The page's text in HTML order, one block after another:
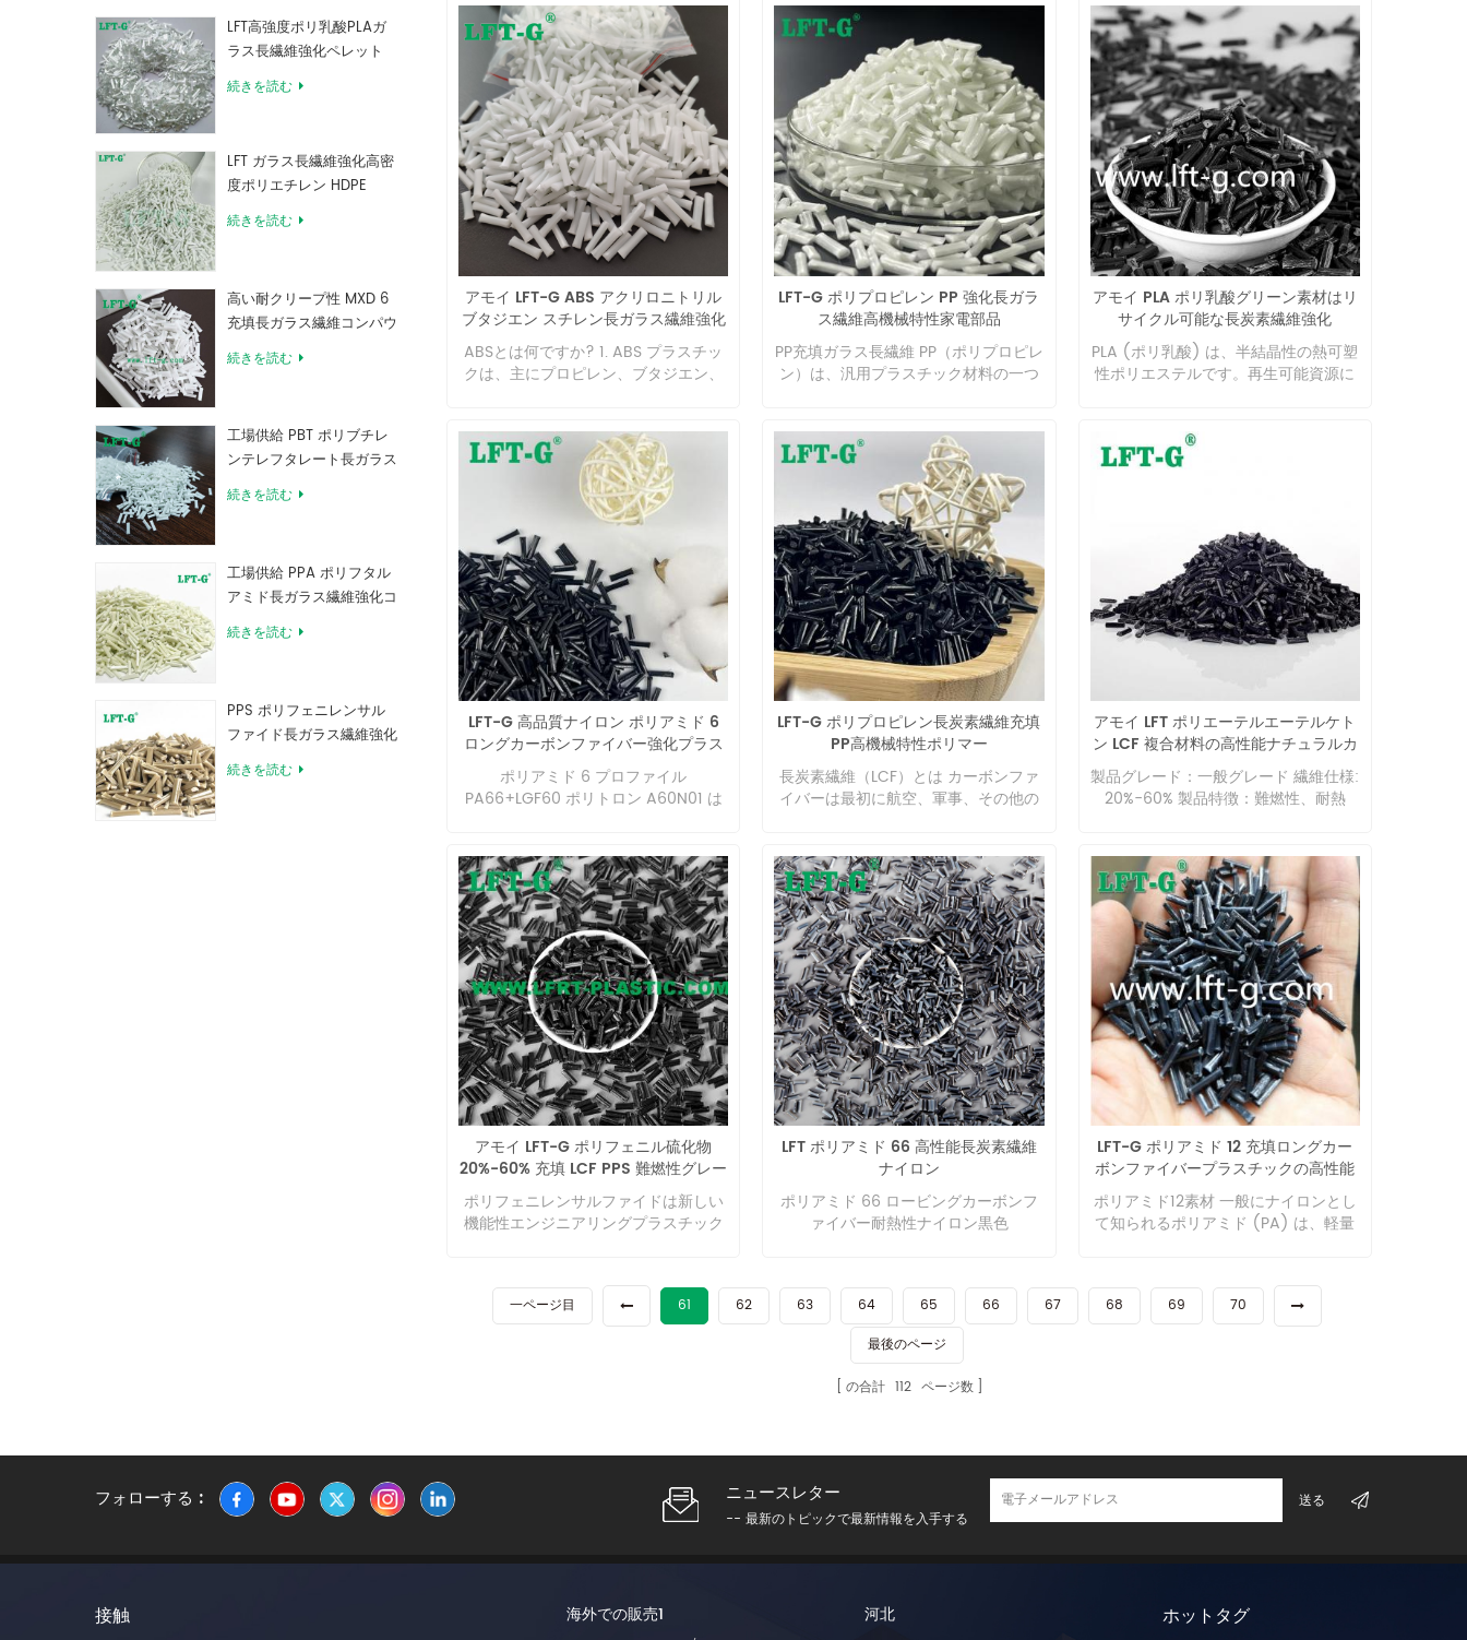
LFT高強度ポリ乳酸PLAガ
ラス長繊維強化ペレット
続きを読む
LFT ガラス長繊維強化高密
度ポリエチレン HDPE
続きを読む
高い耐クリープ性 MXD 6
充填長ガラス繊維コンパウ
ンド
続きを読む
工場供給 PBT ポリブチレ
ンテレフタレート長ガラス
繊維強化コンパウンド
続きを読む
工場供給 PPA ポリフタル
アミド長ガラス繊維強化コ
ンパウンド
続きを読む
PPS ポリフェニレンサル
ファイド長ガラス繊維強化
コンパウンド
続きを読む
類以上のモノマーを一緒に重合させる
ことによって製造されます。この方法
で生成されたコポリマーは、バイオポ
リマーと呼ばれることもあります。 コ
ポリマーの目的は何ですか? コポリマ
ーを作成する目的は、より望ましい特
性を備えたポリマーを製造することで
す。コポリマーは通常、結晶化度が低
くなり、ガラス転移温度が高くなり、
溶解度が向上します。これらの特性
は、ゴム強化と呼ばれるプロセスを通
じて実現されます。 コポリマーはどこ
に使用されますか?コポリマーは、自動
車部品、洗濯機部品、ウォーターポン
プ部品、水処理部品、家具部品など を
含む多くの業界で使用されています。
コポリマーの利点は何ですか? コポリ
マーを使用する利点は次のとおりで
が高い。 3.高い耐食性。 4.高い耐衝
撃性。 5.高い寸法安定性。 ポリプロ
ピレンガラス長繊維強化材の用途は何
ですか? LFT-Gの製造工程 LFT® は、セ
ンターフィル製造法による LGF または
LCF コンパウンドであり、重量とコス
トの削減に優れた特性を提供します。
ペレットの長さ 7 ～ 25 mm、LGFor
LCF 含有量の範囲 20% ～ 70% を備え
た LFT® 製品ファミリーは、次のよう
な業界の膨大な要件に対するオーダー
メイドのソリューションで構成されて
います。 LFT® - 熱安定性の要件を満
たします。 LFT® - 耐紫外線性を含む
耐気候特性を提供します。 LFT® - 超
パフォーマンスと安全性、特に低温に
おける優れた耐衝撃性機能を備えてい
ます。 LFT® - コスト効率の高い Psセ
ラスロービング（GFR）を含浸装置に
導入し、熱可塑性樹脂を溶融させ、フ
ィラメント間に均一に含浸させた後、
カットする独自の技術により製造され
ます。ペレット。製造。 Q&A Q. 長繊
維素材と短繊維の違いやメリットは何
ですか？ A：長繊維強化複合材料は短
繊維に比べて優れた機械的特性を示
し、高強度が要求される用途に適して
います。長繊維複合材料の衝撃性能は
短繊維の 1 ～ 3 倍、引張強度は 50% 以
上、機械的特性は 50 ～ 80% 高くなり
ます。 Q. 製品が脆くなりやすいのです
が、長繊維強化熱可塑性樹脂材料に変
更すれば解決できますか？ A: 全体的な
機械的特性を改善する必要がありま
す。ガラス長繊維や炭素長繊維の特性
は機械的特性に優れています。短繊維
り、引張強さ（強度・剛性）は0.5～1
倍になります。 Q. より長い繊維で強
化された熱可塑性プラスチック材料を
ぎる場合、または塗布が長繊維材料に
ノズルに必要な要件を備えています。
アモイLFTについて アモイLFT複合プラ
れ、製品の研究開発（R&D）、生産、
強化熱可塑性材料の世界的ブランドサ
プライヤーです。当社のLFT製品は
強度、耐摩耗性、耐熱性、ゴムに似た
弾性などの物理的特性を備えていま
す。 その優れた製品性能により、TPU
の応用分野は日用品、建設、医療、軍
事、自動車、農業など多くの分野に広
がっています。大口径ホース（シェー
ルガス抽出）、新エネルギー自動車用
充電ケーブル、超臨界発泡プロセスで
製造された発泡TPU（ETPU）スポーツ
シューズミッドソール、目に見えない
ブレースなど、新しい製品や用途も生
まれています。 繊維強化改質 TPU 複合
材料 TPU は耐衝撃性に優れています
が、用途によっては高弾性率で非常に
硬い材料が必要となります。ガラス繊
維強化改質は、材料の弾性率を向上さ
せるための一般的な技術手段です。改
質により、高弾性率、良好な絶縁性、
食性、耐衝撃性、低い膨張率、寸法安
定性などの多くの利点を備えた熱可塑
性複合材料を得ることができます。 長
ガラス繊維 VS 短ガラス繊維 長繊維は
短繊維に比べて機械的物性において優
れた性能を発揮します。大型製品や構
造部品に適しています。短繊維に比べ
て1～3倍の靭性があり、引張強度は0.5
～1倍に向上します。 熱可塑性プラスチ
ック VS 熱硬化性樹脂 熱硬化性樹脂:
初めて加熱すると柔らかくなり流動し
ますが、特定の温度に加熱すると化学
反応を起こして架橋硬化して硬くなり
ます。この変化は不可逆であり、その
後再度加熱すると硬化します。柔らか
くなって流れることができなくなりま
す。 熱可塑性：熱可塑性樹脂を主成分
とし、各種添加剤を加えてプラスチッ
てあらゆる形状に変化し、冷却後も形
状は変化しません。この状態は何度も
繰り返すことができ、常に可塑性を持
ち、この繰り返しは物理的な変化にす
ぎません。 利点 熱硬化性樹脂: 熱硬化
性プラスチックは、加熱されても強度
と形状を維持します。このため、熱硬
化性プラスチックは永久部品や大きく
て強力な形状の製造に最適です。さら
に、これらの部品は（壊れやすいにも
かかわらず）優れた強度特性を備えて
おり、より高い動作温度にさらされて
も強度が大幅に失われることはありま
せん。 熱可塑性プラスチック: 熱可塑
性プラスチックは最も広く使用されて
いるプラ​​スチックであり、通常、高い
耐薬品性と耐熱性を備え、変形しにく
い高強度の構造を備えています。熱可
スチック製品は、誘電率と誘電損失が
非常に低く、優れた電気絶縁性を備え
ており、高周波および高電圧の絶縁材
料に適しています。 TPU-LGF アプリケ
ーション TPU-LGF用TDS 製品詳細 番
スタマイズ可能) ナチュラルカラー
(カスタマイズ可能) 利用可能 確認が
必要です 25kg 25kg/袋 発送後7-15日
私たちについて 会社 アモイ L FT 複合
焦点を当てたブランド企業です。長ガ
繊維シリーズ (LCF)。同社の熱可塑性
LFT は、LFT-G 射出成形および押出成
香族に分けることができます。これは
最も初期に開発され、最も使用されて
いる熱可塑性エンジニアリング材料で
す。 ポリアミド主鎖はアミド基の繰り
返しを多く含み、ナイロンと呼ばれる
プラスチックやナイロンと呼ばれる合
成繊維として使用されます。二元アミ
ンと二塩基酸またはアミノ酸に含まれ
る炭素原子の数に応じて、さまざまな
異なるポリアミドを調製できます。現
在、数十種類のポリアミドがあり、そ
の中でポリアミド-6、ポリアミ
ド-66、ポリアミド-610 が最も広く使
用されています。 ポリアミド-6は脂肪
族ポリアミドであり、軽量、強強度、
耐摩耗性、弱酸性、耐アルカリ性、一
部の有機溶剤に耐性があり、成形・加
工が容易などの優れた特性を持ち、繊
薄膜などの分野で広く使用されていま
す。しかし、PA6分子鎖セグメントに
は極性の強いアミド基が含まれてお
く、乾燥状態および低温での衝撃強度
が低く、酸およびアルカリに対する耐
性が強いという欠点があります。 。 ナ
イロン 6 の利点: 高い機械的強度、良
好な靭性、高い引張強度と圧縮強度。
耐疲労性に優れ、繰り返し曲げても元
らかで、摩擦係数が小さく、耐摩耗性
に優れています。 耐食性、アルカリお
よびほとんどの塩に対して非常に耐性
があり、弱酸、油、ガソリン、芳香族
化合物および一般的な溶媒に対しても
性がありません。ガソリン、油、脂
肪、アルコール、アルカリなどの腐食
に耐性があり、優れた老化防止能力を
備えています。 自己消火性、無毒、無
臭、優れた耐候性、生物的侵食に対し
て不活性、優れた抗菌性と防カビ性を
備えています。 優れた電気性能、優れ
た電気絶縁性を持ち、ナイロンの体積
抵抗が高く、耐破壊電圧が高く、乾燥
環境でも周波数絶縁材料として使用で
き、高湿度環境でも良好な電気絶縁性
を維持します。 軽量、染色、成形が容
易で、溶融粘度が低いため、素早く流
動できます。 ナイロン 6 の欠点: 水を
吸収しやすく、吸水率が 3% 以上に達
する可能性があります。 耐光性が悪
く、長期間高温環境に置かれると空気
中の酸素により酸化し、初めは茶色に
が発生します。 射出成形技術の要件は
より厳しくなり、微量水分の存在は成
形品の品質に大きなダメージを与えま
す。後加工では装置の精度が高く要求
されます。 水分、アルコールを吸収し
膨潤するため、強酸や酸化剤には弱
く、耐酸材料としては使用できませ
の有機溶剤に対する耐性があり、成形
加工が容易であるなどの優れた特性を
アモイ LFT-G ABS アクリロニトリル
ブタジエン スチレン長ガラス繊維強化
工業用
ABSとは何ですか? 1. ABS プラスチッ
クは、主にプロピレン、ブタジエン、
も知られる合成ポリマー材料。その優
れた耐熱性、耐衝撃性、加工性によ
り、幅広い用途に使用されます。 2.
ABS樹脂は非常に硬いため、耐衝撃
性、耐傷性、寸法安定性などが強く、
湿気、耐食性、加工が容易などの特徴
を持ち、理想的な素材です。 3. ABS素
材は、アクリルの同じ透明度と比較し
て、光透過率も優れています。靭性は
優れていますが、価格は比較的高く、
色はアクリルの色を超えず、一般的に
ベージュ、黒、透明の3色です。 。 4.
ABS素材は、環境に優しい化学薬品を
使用しているため、非常に環境に優し
く、無毒で無臭であるだけでなく、電
気絶縁性もあり、非常に安全な素材で
す。 5. ABS素材は高温環境で変形しや
すく、変形温度は93〜118℃ですが、低
るため、高温耐性もある素材です。
ABS プラスチックの利点は何ですか?
ABS には、汎用エンジニアリング材料
としていくつかの大きな利点がありま
す。以下は、ABS プラスチックの利点
のいくつかの簡単なリストです。 ABS
は安価で種類が豊富で、色、材料特
性、形状 (ペレット、チューブ、バ
ー、フィラメントなど) も豊富です。
ABS は頑丈で軽量、延性に優れてお
り、容易に加工できますが、化学薬
品、衝撃、摩耗に対する優れた耐性を
保持しています。 ABS は、同重量クラ
スの他の熱可塑性プラスチックよりも
耐熱性が高く、複数回の加熱/冷却サイ
クルに耐えることができるため、完全
にリサイクル可能なプラスチックで
す。 ABS は非常に魅力的な仕上げを実
の比較 アクリロニトリル ブタジエン
スチレン (ABS) は 1948 年に初めて特
許を取得し、1954 年にボルグ ワーナ
度と耐衝撃性が必要な用途に使用でき
ます。 PLAと比較したABSの利点は何
ます。 PLA と ABS: アプリケーション
LFT-G ポリプロピレン PP 強化長ガラ
ス繊維高機械特性家電部品
PP充填ガラス長繊維 PP（ポリプロピレ
ン）は、汎用プラスチック材料の一つ
定性が良く、成形加工性にも優れてい
ます。しかし、強度が低い、使用温度
が低い、硬度が低い、低温衝撃強度が
低いなどの PP の欠点により、その適
用分野は大幅に制限されています。そ
こで、ガラス繊維、炭酸カルシウム、
その他の強化材をPPに添加し、ガラス
繊維やその他の長さが臨界サイズを超
えると、機械的特性が飛躍的に向上し
ます。 ガラス長繊維強化 PP (LFT-PP)
は、非常に典型的な熱可塑性複合材料
であり、一般に長さ 12 mm ～ 25
mm、直径約 3 mm の粒子の柱です。
これらの粒子では、ガラス繊維は粒子
と同じ長さを持ち、ガラス繊維の含有
量は 20% から 70% まで変えることが
でき、粒子の色は顧客の要件に応じて
合わせることができます。 PP-LGFの
的特性が大幅に向上します。 2. 高強
度、良好な耐衝撃性、特に家具、自動
車部品に適しています。 3. 高い耐クリ
ープ性、良好な寸法安定性、高精度部
品成形。 4.耐疲労性に優れています。
5. 高温多湿環境における安定性が向上
します。 6. 成形プロセス繊維は成形金
型内で相対的に移動することができ、
繊維の損傷は小さいです。 LGF VS
SGF 応用 自動車産業:フロントエンド
モジュール、ドアモジュール、ギアシ
フト機構、電子アクセルペダル、イン
パネフレーム、冷却ファンとフレー
ム、バッテリートレイ、バンパーブラ
ケット、アンダーボディ保護プレー
ト、サンルーフフレームなど、強化PA
または金属の代替に使用材料。 家電産
業：洗濯機ドラム、洗濯機三角ブラケ
使用されます。 通信・エレクトロニク
ス・電気産業：通信エレクトロニクス
産業、高精度コネクタ、点火部品、コ
イルシャフト、リレーベース、電子レ
ンジトランスコイルフレーム/フレー
ム、電気コネクタ、電磁弁パッケー
キー板、地上機関車のペダル、軍用/民
間用の安全ヘルメット、パッケージの
ヘッドなどの安全靴、短繊維ガラス強
Plastic Co.,LTDは2009年に設立され、
アモイ PLA ポリ乳酸グリーン素材はリ
サイクル可能な長炭素繊維強化
PLA (ポリ乳酸) は、半結晶性の熱可塑
性ポリエステルです。再生可能資源に
デンプンから作られます。この起源
は、最終的に、PLA 合成に使用される
用して、さまざまなプロセスで PLA を
製造できます。 低分子量 PLA は 1932
年に初めて製造されました。1952 年
に、デュポンはプロセスをさらに開発
し、高分子量 PLA を製造しました。
PLAは印刷が簡単です。生分解性があ
はるかに少なくなります。 長炭素繊維
強化熱可塑性プラスチック LFT ® は、
センターフィル製造法によるLGF また
は LCF コンパウンドであり、重量とコ
ストの削減に優れた特性を提供しま
す。ペレットの長さが 7 ～ 25 mm、
の範囲にある LFT ® 製品ファミリー
は、 次のような業界の膨大な要件に対
応するオーダーメイドのソリューショ
ンで構成されています。 · LFT ® - 熱
安定性の要件を満たします。 · LFT ® -
耐紫外線性を含む耐気候特性を提供し
ます。 · LFT ® - 超パフォーマンスと
安全性、特に低温での優れた耐衝撃性
機能を備えています。 · LFT ® - 費用
対効果の高い Psセンターフィル製法：
センターフィルは、当社独自の技術に
より、数千本のフィラメントからなる
ガラスロービング（GFR）を含浸装置
に導入し、熱可塑性樹脂を溶融させフ
ィラメント間に均一に含浸させた後、
ペレット状にカットするものです。製
造。 複合材はプラスチックとどう違う
のですか? プラスチック部品は通常、1
ルなどの特定の用途向けに部品上にゴ
ムをオーバーモールドする 2 段階のプ
ロセスで製造されます。製造は比較的
であり、単純で自動化可能な成形作業
により、複合部品は、同様のプラスチ
LFT-G 高品質ナイロン ポリアミド 6
ロングカーボンファイバー強化プラス
チック
ポリアミド 6 プロファイル
PA66+LGF60 ポリトロン A60N01 は
マー マトリックスに化学結合していま
す。材料は通常長さ 12 mm のペレッ
トで供給されます。繊維長とはペレッ
トの長さのことです。代表的なアプリ
ケーションには、射出成形アプリケー
ションが含まれます。 LGFの製造工程
1. オリジナルの炭素繊維の物理的およ
び化学的処理を通じて、不純物を除去
し、表面活性を向上させ、事前に浸漬
した材料の機械的特性と耐久性を提供
します。 2. 樹脂や添加剤などを加え、
独自のフォーミュラを形成します。流
動性、硬度、温度安定性が向上しま
す。 3. 前処理された炭素繊維を機械に
置き、その表面に樹脂を均一に被覆し
ます。 4. 機械を使用して材料を固めま
す。繊維と樹脂は両方とも十分に接着
されます。 5.製品の要件に従って、粒
と用途は何ですか? ナイロン6繊維は強
靱で、高い引張強度、弾力性、光沢を
備えています。繊維は最大 2.4% の水
まな色の結果を得ることができます。
密度は 1.14 g/cm3 です。融点は 215
°C で、平均 150 °C までの熱を防ぐこ
は、自動車産業、電子・電気技術産
ど、多くの産業の建築材料が含まれま
す。 ナイロン 6 の利点は、その繊維に
LFT-G ポリプロピレン長炭素繊維充填
PP高機械特性ポリマー
長炭素繊維（LCF）とは カーボンファ
イバーは最初に航空、軍事、その他の
なりました。近年では民生市場にも導
入され始めており、海外メーカーも注
目している素材の一つです。 炭素繊維
複合材料は非常に軽く、剛性があり、
鋼と同じ圧力に耐えることができると
いう特徴がありますが、コストは高く
なります。ただし、耐久性が高く、リ
サイクル価値も高いため、ある程度の
コストを削減できます。 炭素繊維複合
材には、炭素繊維粉末、短繊維、長繊
維、および長繊維強化複合材が含まれ
ます。長炭素繊維複合材料は短炭素繊
維複合材料よりも優れた機械的特性を
持っていますが、射出成形機と製品の
金型には特定の要件があります。 炭素
繊維は機械的性質と化学的安定性に優
れ、アルミニウムより密度が低く、鋼
より強度が高く、大量に生産されてい
持っています。 、耐食性、耐高温性、
耐摩擦性、耐疲労性、高い電気伝導性
と熱伝導性、低い熱膨張係数と湿潤膨
張係数などを備えており、国防と国民
経済の発展にとって重要な戦略材料で
属材料の代替材料となります。電気伝
導性と熱伝導性の特性により、通信お
よびエレクトロニクスの分野での用途
が拡大します。現在量産されている高
と比剛性（弾性率対密度）が最も高い
ード、新エネルギー車、輸送、スポー
ツなどの重要な素材です。炭素繊維
アモイ LFT ポリエーテルエーテルケト
ン LCF 複合材料の高性能ナチュラルカ
ラー
製品グレード：一般グレード 繊維仕様:
20%-60% 製品特徴：難燃性、耐熱
トロニクス、化学、自動車、その他の
ハイテク分野。
アモイ LFT-G ポリフェニル硫化物
20%-60% 充填 LCF PPS 難燃性グレー
ド UL-94 V0
ポリフェニレンサルファイドは新しい
機能性エンジニアリングプラスチック
LFT ポリアミド 66 高性能長炭素繊維
ナイロン
ポリアミド 66 ロービングカーボンフ
ァイバー耐熱性ナイロン黒色
LFT-G ポリアミド 12 充填ロングカー
ボンファイバープラスチックの高性能
オリジナルカラー
ポリアミド12素材 一般にナイロンとし
て知られるポリアミド (PA) は、軽量
ンジニアリング プラスチックとして使
用される多様なポリマーのグループで
す。 ポリアミド系の材質は、耐高温
ドは、真に商用化された最初の合成繊
維でした。 炭素繊維（ステープルまた
はロング）で強化すると、その剛性は
金属の剛性と匹敵する可能性があるた
ス、電気、消費財の市場で広く使用さ
一ページ目 61 62 63 64 65 66 67 68 69
70
最後のページ
の合計 112 ページ数
フォローする : ニュースレター
-- 最新のトピックで最新情報を入手する
接触 海外での販売1 河北 ホットタグ